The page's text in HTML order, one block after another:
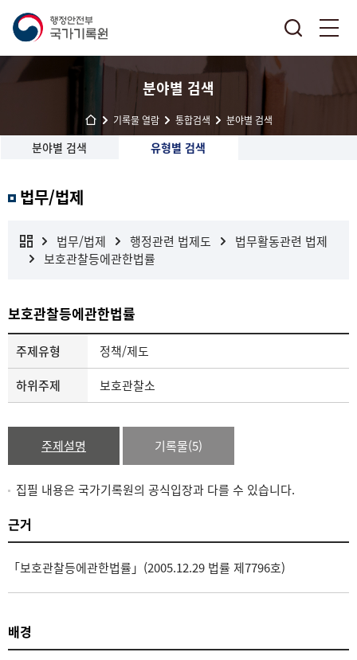
분야별 검색
기록물 열람 통합검색 분야별 검색
분야별 검색 유형별 검색
법무/법제
법무/법제 행정관련 법제도
법무활동관련 법제
보호관찰등에관한법률
보호관찰등에관한법률
주제유형
정책/제도
하위주제
보호관찰소
주제설명 기록물(5)
집필 내용은 국가기록원의 공식입장과 다를 수 있습니다.
근거
「보호관찰등에관한법률」(2005.12.29 법률 제7796호)
배경